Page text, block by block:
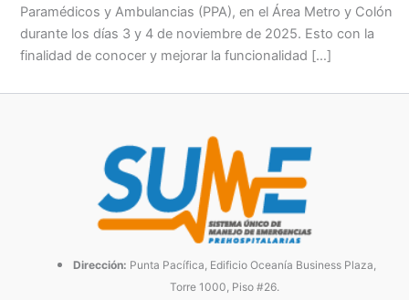
Paramédicos y Ambulancias (PPA), en el Área Metro y Colón
durante los días 3 y 4 de noviembre de 2025. Esto con la
finalidad de conocer y mejorar la funcionalidad […]
Dirección: Punta Pacífica, Edificio Oceanía Business Plaza,
Torre 1000, Piso #26.